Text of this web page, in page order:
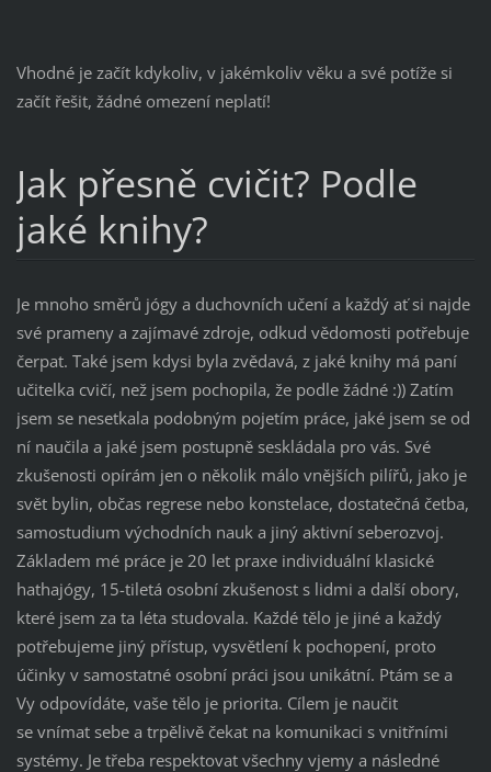
Vhodné je začít kdykoliv, v jakémkoliv věku a své potíže si
začít řešit, žádné omezení neplatí!
Jak přesně cvičit? Podle
jaké knihy?
Je mnoho směrů jógy a duchovních učení a každý ať si najde
své prameny a zajímavé zdroje, odkud vědomosti potřebuje
čerpat. Také jsem kdysi byla zvědavá, z jaké knihy má paní
učitelka cvičí, než jsem pochopila, že podle žádné :)) Zatím
jsem se nesetkala podobným pojetím práce, jaké jsem se od
ní naučila a jaké jsem postupně seskládala pro vás. Své
zkušenosti opírám jen o několik málo vnějších pilířů, jako je
svět bylin, občas regrese nebo konstelace, dostatečná četba,
samostudium východních nauk a jiný aktivní seberozvoj.
Základem mé práce je 20 let praxe individuální klasické
hathajógy, 15-tiletá osobní zkušenost s lidmi a další obory,
které jsem za ta léta studovala. Každé tělo je jiné a každý
potřebujeme jiný přístup, vysvětlení k pochopení, proto
účinky v samostatné osobní práci jsou unikátní. Ptám se a
Vy odpovídáte, vaše tělo je priorita. Cílem je naučit
se vnímat sebe a trpělivě čekat na komunikaci s vnitřními
systémy. Je třeba respektovat všechny vjemy a následné